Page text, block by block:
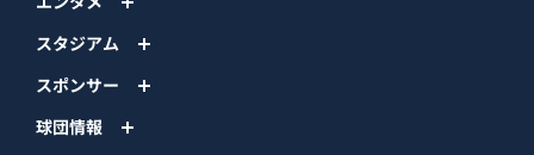
スタジアム
スポンサー
球団情報